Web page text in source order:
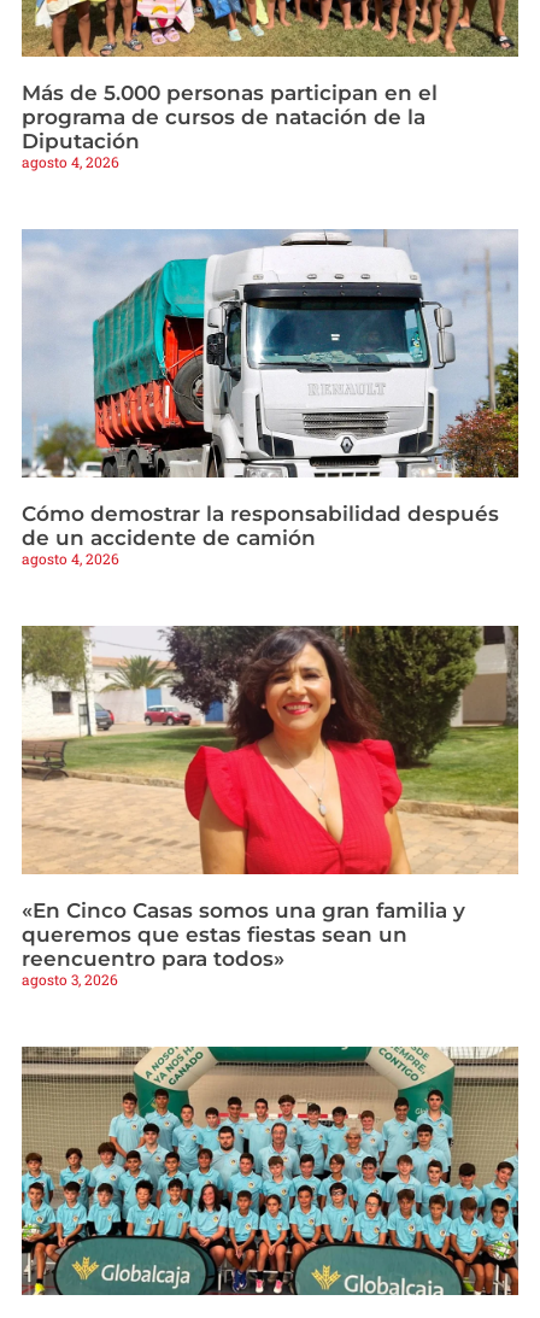
Más de 5.000 personas participan en el
programa de cursos de natación de la
Diputación
agosto 4, 2026
Cómo demostrar la responsabilidad después
de un accidente de camión
agosto 4, 2026
«En Cinco Casas somos una gran familia y
queremos que estas fiestas sean un
reencuentro para todos»
agosto 3, 2026